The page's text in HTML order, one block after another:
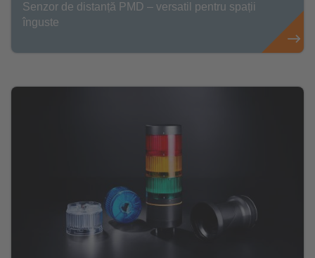
Senzor de distanță PMD – versatil pentru spații
înguste